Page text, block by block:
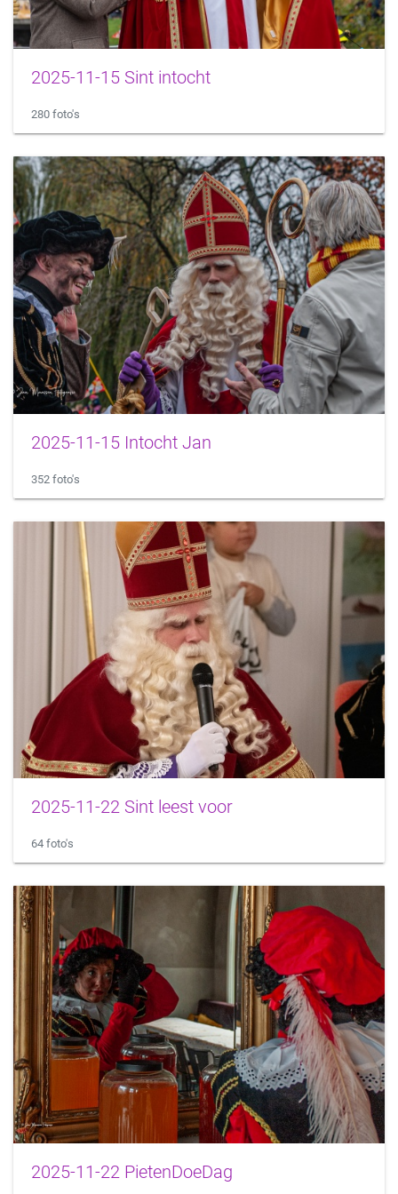
2025-11-15 Sint intocht
280 foto's
2025-11-15 Intocht Jan
352 foto's
2025-11-22 Sint leest voor
64 foto's
2025-11-22 PietenDoeDag